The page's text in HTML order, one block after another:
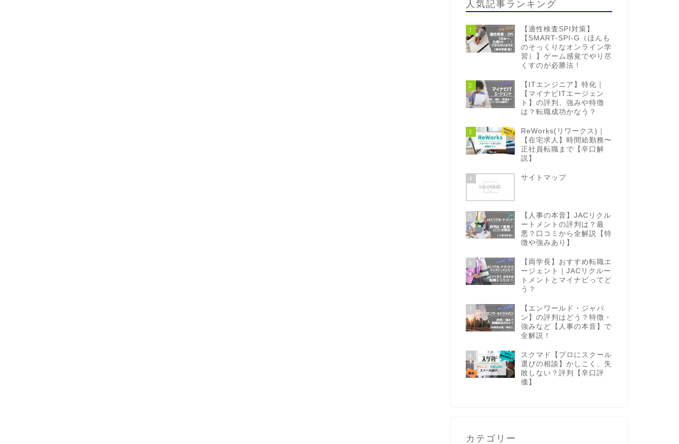
人気記事ランキング
1
【適性検査SPI対策】
【SMART-SPI-G（ほんも
のそっくりなオンライン学
習）】ゲーム感覚でやり尽
くすのが必勝法！
2
【ITエンジニア】特化｜
【マイナビITエージェン
ト】の評判、強みや特徴
は？転職成功かなう？
3
ReWorks(リワークス)｜
【在宅求人】時間給勤務〜
正社員転職まで【辛口解
説】
4 サイトマップ
5
【人事の本音】JACリクル
ートメントの評判は？最
悪？口コミから全解説【特
徴や強みあり】
6
【両学長】おすすめ転職エ
ージェント｜JACリクルー
トメントとマイナビってど
う？
7
【エンワールド・ジャパ
ン】の評判はどう？特徴・
強みなど【人事の本音】で
全解説！
8
スクマド【プロにスクール
選びの相談】かしこく、失
敗しない？評判【辛口評
価】
カテゴリー